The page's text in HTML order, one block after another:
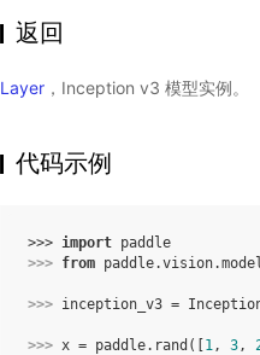
返回
Layer ，Inception v3 模型实例。
代码示例
>>> import paddle
>>> from
>>> inception_v3 =
>>> x = paddle. rand ([ 1, 3,